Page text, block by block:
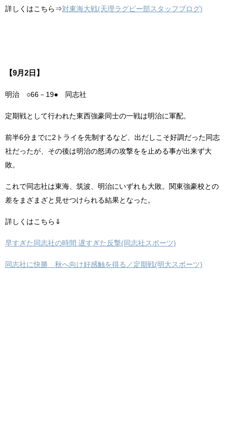
詳しくはこちら⇒対東海大戦(天理ラグビー部スタッフブログ)
【9月2日】
明治 ○66－19● 同志社
定期戦として行われた東西強豪同士の一戦は明治に軍配。
前半6分までに2トライを先制するなど、出だしこそ好調だった同志
社だったが、その後は明治の怒涛の攻撃をを止める事が出来ず大
敗。
これで同志社は東海、筑波、明治にいずれも大敗。関東強豪校との
差をまざまざと見せつけられる結果となった。
詳しくはこちら⇓
早すぎた同志社の時間 遅すぎた反撃(同志社スポーツ)
同志社に快勝 秋へ向け好感触を得る／定期戦(明大スポーツ)